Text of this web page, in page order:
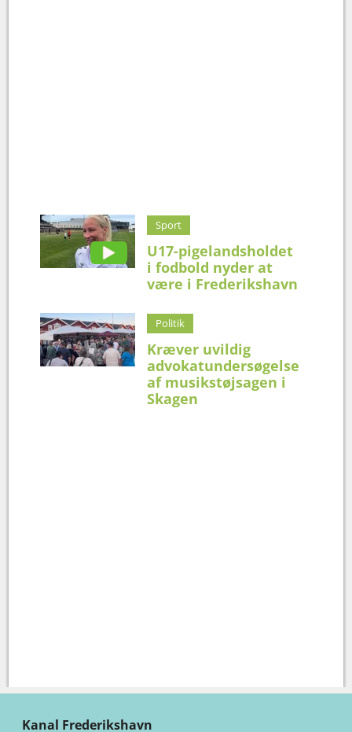
Sport
U17-pigelandsholdet
i fodbold nyder at
være i Frederikshavn
Politik
Kræver uvildig
advokatundersøgelse
af musikstøjsagen i
Skagen
Kanal Frederikshavn